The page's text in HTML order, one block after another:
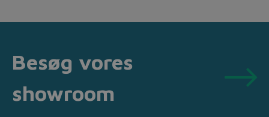
Besøg vores
showroom